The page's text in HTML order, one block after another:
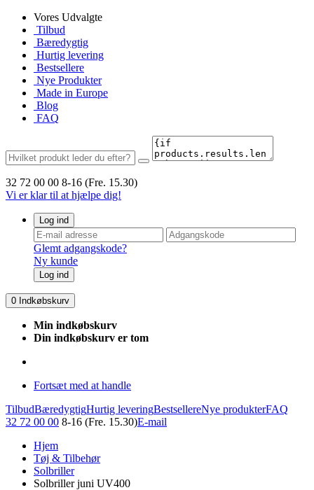
Vores Udvalgte
Tilbud
Bæredygtig
Hurtig levering
Bestsellere
Nye Produkter
Made in Europe
Blog
FAQ
32 72 00 00 8-16 (Fre. 15.30)
Vi er klar til at hjælpe dig!
Log ind
Glemt adgangskode?
Ny kunde
Log ind
0 Indkøbskurv
Min indkøbskurv
Din indkøbskurv er tom
Fortsæt med at handle
TilbudBæredygtigHurtig leveringBestsellereNye produkterFAQ
32 72 00 00 8-16 (Fre. 15.30)E-mail
Hjem
Tøj & Tilbehør
Solbriller
Solbriller juni UV400